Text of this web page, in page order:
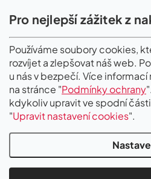
Pro nejlepší zážitek z
Používáme soubory cookies,
rozvíjet a zlepšovat náš web.
u nás v bezpečí. Více
na stránce "Podmínky ochrany
kdykoliv upravit ve spodní
"Upravit nastavení cookies".
Sportovní dioptrické brýle
II. Jakost
PŘIJÍMÁME ONLINE
Copyright 2026Gigaoptik. Všechna